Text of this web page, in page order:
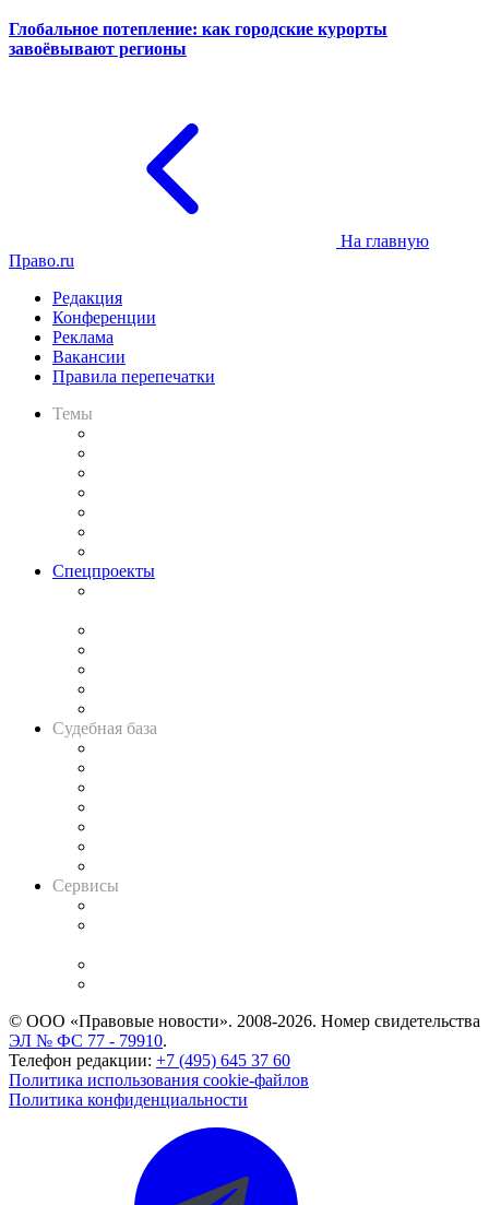
Глобальное потепление: как городские курорты
завоёвывают регионы
На главную
Право.ru
Редакция
Конференции
Реклама
Вакансии
Правила перепечатки
Темы
Спецпроекты
Судебная база
Сервисы
© ООО «Правовые новости». 2008-2026. Номер свидетельства
ЭЛ № ФС 77 - 79910.
Телефон редакции: +7 (495) 645 37 60
Политика использования cookie-файлов
Политика конфиденциальности